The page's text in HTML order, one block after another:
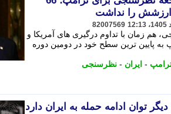
ارزشش را نداشت
82007569
هم زمان با تداوم درگیری های آمریکا و
به پایین ترین سطح خود در دومین دوره
- ایران - نظرسنجی
توان ادامه حمله به ایران دارد